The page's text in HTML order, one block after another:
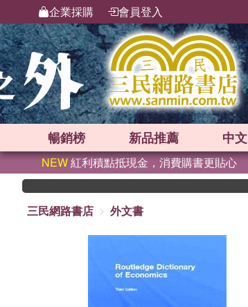
企業採購 會員登入
暢銷榜 新品推薦 中文
NEW紅利積點抵現金，消費購書更貼心
三民網路書店
外文書